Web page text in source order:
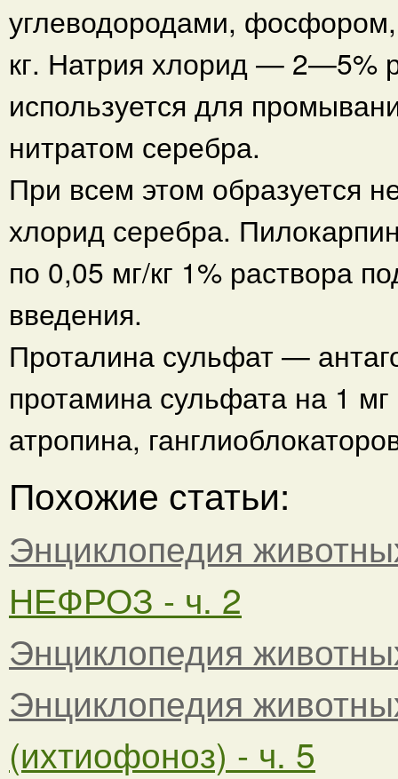
углеводородами,
кг. Натрия хлорид — 2—5%
используется для
нитратом серебра.
При всем этом образуется
хлорид серебра.
по 0,05 мг/кг 1% раствора
введения.
Проталина сульфат —
протамина сульфата на 1
атропина,
Похожие статьи:
Энциклопедия
НЕФРОЗ - ч. 2
Энциклопедия
Энциклопедия
(ихтиофоноз) - ч. 5